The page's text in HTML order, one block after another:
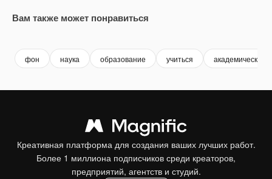
Вам также может понравиться
фон наука образование учиться академический
Креативная платформа для создания ваших лучших работ.
Более 1 миллиона подписчиков среди креаторов,
предприятий, агентств и студий.